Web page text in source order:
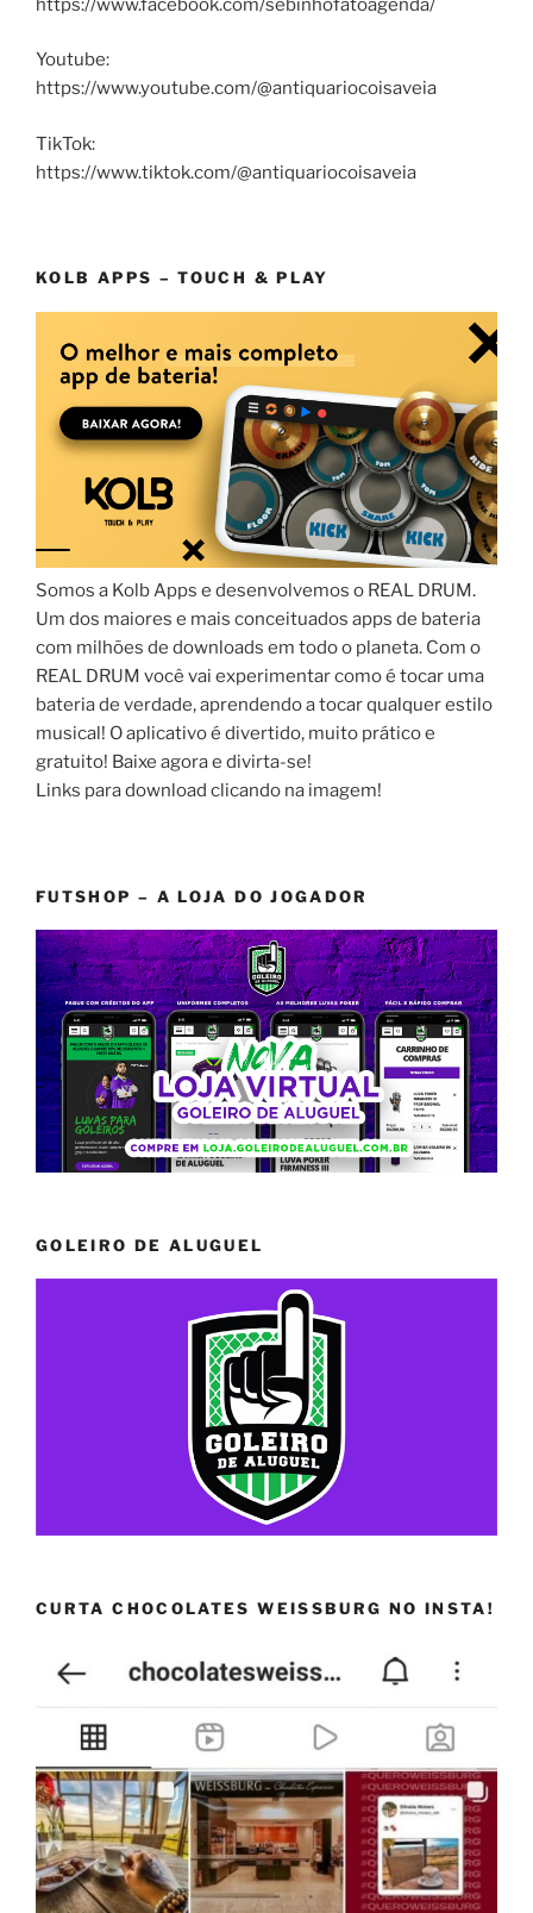
https://www.facebook.com/sebinhofatoagenda/
Youtube:
https://www.youtube.com/@antiquariocoisaveia
TikTok:
https://www.tiktok.com/@antiquariocoisaveia
KOLB APPS – TOUCH & PLAY
Somos a Kolb Apps e desenvolvemos o REAL DRUM.
Um dos maiores e mais conceituados apps de bateria
com milhões de downloads em todo o planeta. Com o
REAL DRUM você vai experimentar como é tocar uma
bateria de verdade, aprendendo a tocar qualquer estilo
musical! O aplicativo é divertido, muito prático e
gratuito! Baixe agora e divirta-se!
Links para download clicando na imagem!
FUTSHOP – A LOJA DO JOGADOR
GOLEIRO DE ALUGUEL
CURTA CHOCOLATES WEISSBURG NO INSTA!